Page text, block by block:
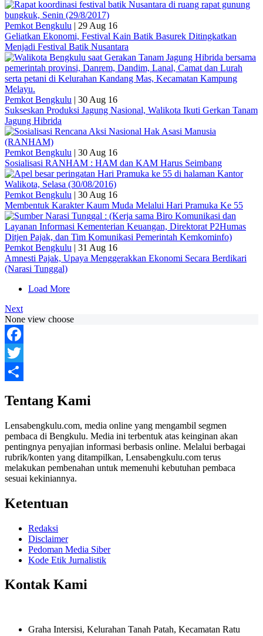
Pemkot Bengkulu | 29 Aug 16
Geliatkan Ekonomi, Festival Kain Batik Basurek Ditingkatkan
Menjadi Festival Batik Nusantara
Pemkot Bengkulu | 30 Aug 16
Sukseskan Produksi Jagung Nasional, Walikota Ikuti Gerkan Tanam
Jagung Hibrida
Pemkot Bengkulu | 30 Aug 16
Sosialisasi RANHAM : HAM dan KAM Harus Seimbang
Pemkot Bengkulu | 30 Aug 16
Membentuk Karakter Kaum Muda Melalui Hari Pramuka Ke 55
Pemkot Bengkulu | 31 Aug 16
Amnesti Pajak, Upaya Menggerakkan Ekonomi Secara Berdikari
(Narasi Tunggal)
Load More
Next
None view choose
Facebook
Twitter
Tentang Kami
Lensabengkulu.com, media online yang mengambil segmen
pembaca di Bengkulu. Media ini terbentuk atas keinginan akan
pentingnya penyajian informasi berbasis online. Melalui berbagai
rubrik/konten yang ditampilkan, Lensabengkulu.com terus
melakukan pembenahan untuk memenuhi kebutuhan pembaca
sesuai kekiniannya.
Ketentuan
Redaksi
Disclaimer
Pedoman Media Siber
Kode Etik Jurnalistik
Kontak Kami
Graha Intersisi, Kelurahan Tanah Patah, Kecamatan Ratu